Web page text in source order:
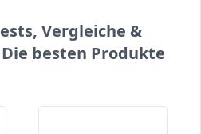
Vergleiche &
besten Produkte